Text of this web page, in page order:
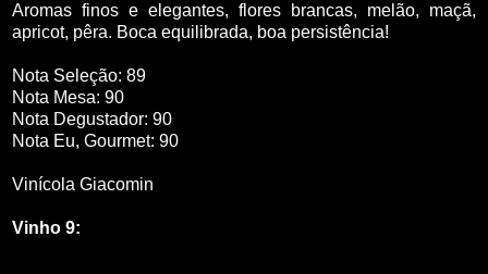
Aromas finos e elegantes, flores brancas, melão, maçã,
apricot, pêra. Boca equilibrada, boa persistência!
Nota Seleção: 89
Nota Mesa: 90
Nota Degustador: 90
Nota Eu, Gourmet: 90
Vinícola Giacomin
Vinho 9: